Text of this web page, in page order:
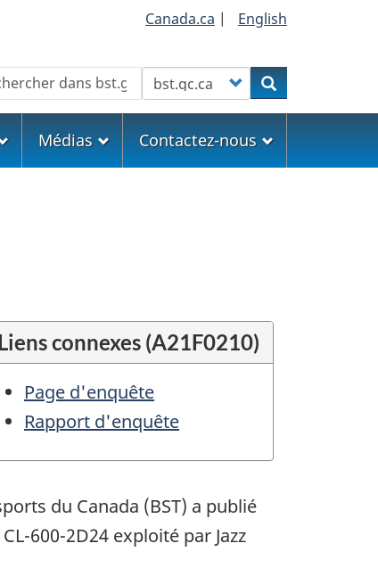
Canada.ca | English
Customize your searchRechercher
Médias Contactez-nous
connexes (A21F0210)
Page d'enquête
Rapport d'enquête
du Canada (BST) a publié
600-2D24 exploité par Jazz